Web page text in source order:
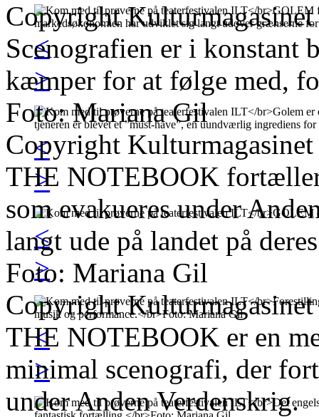
<
>
<
>
<
>
<
>
Copyright
Scenografien er i konstant
kæmper for at følge med,
Foto: Mariana Gil
Copyright
THE NOTEBOOK
som evakueres under
langt ude på landet på
Foto: Mariana Gil
Copyright
THE NOTEBOOK er en
minimal scenografi, der
under Anden Verdenskrig.